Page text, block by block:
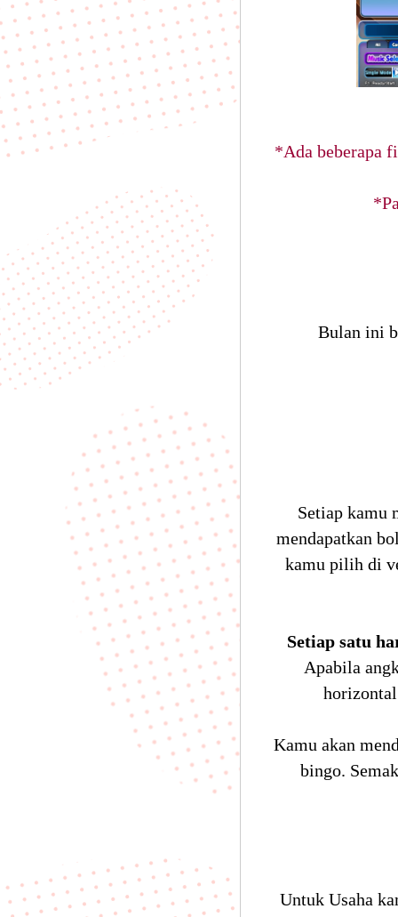
*Ada beberapa
Bulan ini
Setiap kamu
mendapatkan
kamu pilih di
Setiap satu
Apabila
Kamu akan
bingo.
Untuk Usaha